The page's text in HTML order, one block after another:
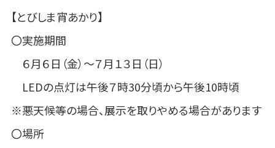
【とびしま宵あかり】
〇実施期間
６月６日（金）～７月１３日（日）
LEDの点灯は午後７時30分頃から午後10時頃
※悪天候等の場合、展示を取りやめる場合があります
〇場所